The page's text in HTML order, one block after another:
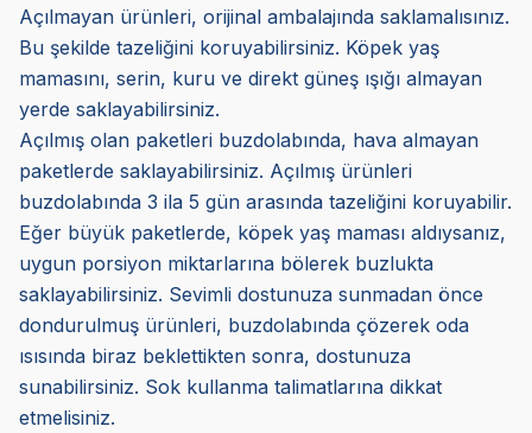
Açılmayan ürünleri, orijinal ambalajında saklamalısınız.
Bu şekilde tazeliğini koruyabilirsiniz. Köpek yaş
mamasını, serin, kuru ve direkt güneş ışığı almayan
yerde saklayabilirsiniz.
Açılmış olan paketleri buzdolabında, hava almayan
paketlerde saklayabilirsiniz. Açılmış ürünleri
buzdolabında 3 ila 5 gün arasında tazeliğini koruyabilir.
Eğer büyük paketlerde, köpek yaş maması aldıysanız,
uygun porsiyon miktarlarına bölerek buzlukta
saklayabilirsiniz. Sevimli dostunuza sunmadan önce
dondurulmuş ürünleri, buzdolabında çözerek oda
ısısında biraz beklettikten sonra, dostunuza
sunabilirsiniz. Sok kullanma talimatlarına dikkat
etmelisiniz.